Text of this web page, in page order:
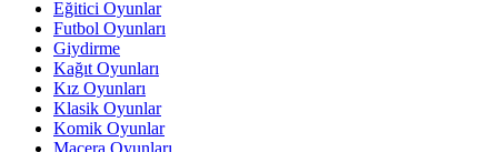
Eğitici Oyunlar
Futbol Oyunları
Giydirme
Kağıt Oyunları
Kız Oyunları
Klasik Oyunlar
Komik Oyunlar
Macera Oyunları